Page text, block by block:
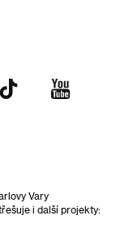
Vary
i další projekty: